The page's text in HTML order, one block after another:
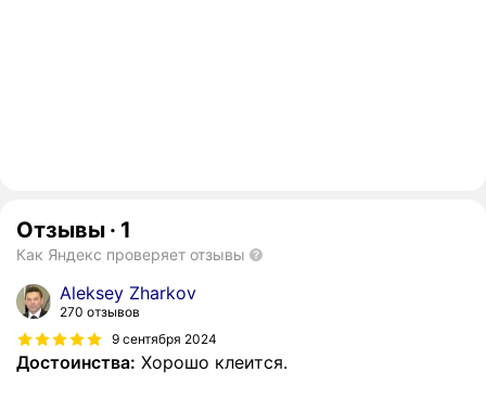
Отзывы · 1
Как Яндекс проверяет отзывы
Aleksey Zharkov
270 отзывов
9 сентября 2024
Достоинства: Хорошо клеится.